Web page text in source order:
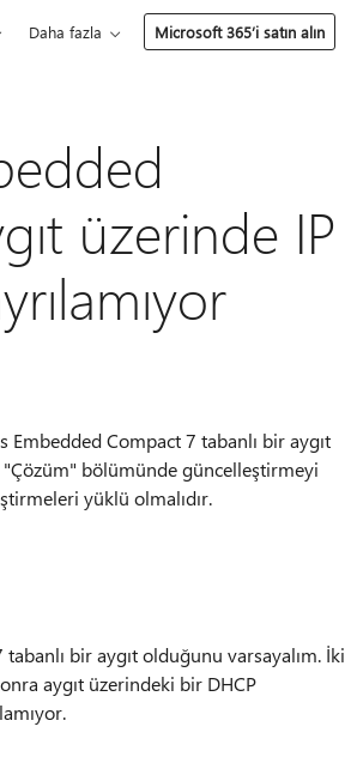
Daha fazla Microsoft 365’i satın alın
üzerinde IP
Embedded Compact 7 tabanlı bir aygıt
"Çözüm" bölümünde güncelleştirmeyi
yüklü olmalıdır.
bir aygıt olduğunu varsayalım. İki
aygıt üzerindeki bir DHCP